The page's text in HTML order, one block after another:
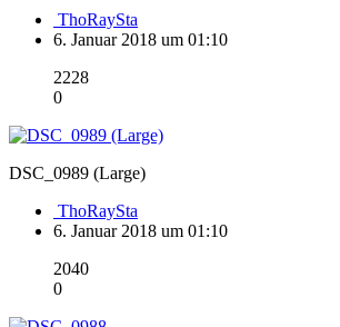
ThoRaySta
6. Januar 2018 um 01:10
2228
0
DSC_0989 (Large)
ThoRaySta
6. Januar 2018 um 01:10
2040
0